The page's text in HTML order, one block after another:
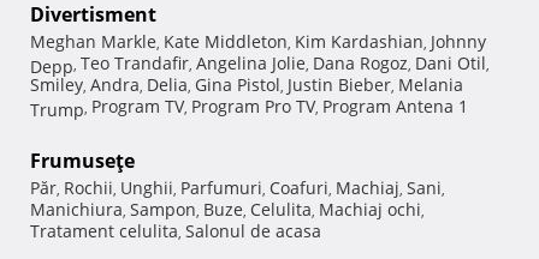
Divertisment
Meghan Markle, Kate Middleton, Kim Kardashian, Johnny
Depp, Teo Trandafir, Angelina Jolie, Dana Rogoz, Dani Otil,
Smiley, Andra, Delia, Gina Pistol, Justin Bieber, Melania
Trump, Program TV, Program Pro TV, Program Antena 1
Frumuseţe
Păr, Rochii, Unghii, Parfumuri, Coafuri, Machiaj, Sani,
Manichiura, Sampon, Buze, Celulita, Machiaj ochi,
Tratament celulita, Salonul de acasa